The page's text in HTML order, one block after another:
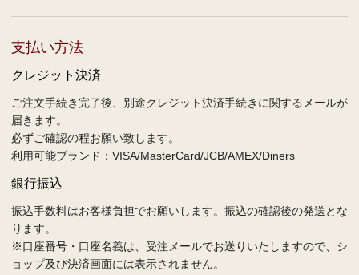
支払い方法
クレジット決済
ご注文手続き完了後、別途クレジット決済手続きに関するメールが
届きます。
必ずご確認の程お願い致します。
利用可能ブランド：VISA/MasterCard/JCB/AMEX/Diners
銀行振込
振込手数料はお客様負担でお願いします。振込の確認後の発送とな
ります。
※口座番号・口座名義は、受注メールでお送りいたしますので、シ
ョップ及び決済画面には表示されません。